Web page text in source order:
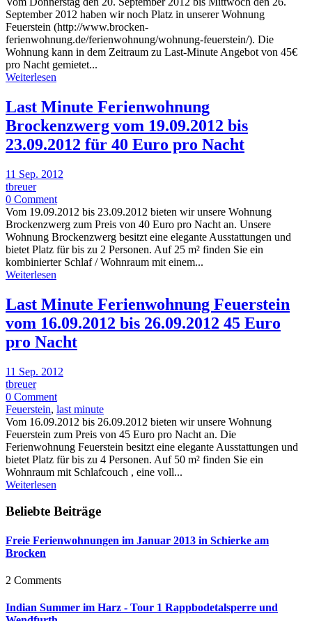
September 2012 haben wir noch Platz in unserer Wohnung
Feuerstein (http://www.brocken-
ferienwohnung.de/ferienwohnung/wohnung-feuerstein/). Die
Wohnung kann in dem Zeitraum zu Last-Minute Angebot von 45€
pro Nacht gemietet...
Weiterlesen
Last Minute Ferienwohnung
Brockenzwerg vom 19.09.2012 bis
23.09.2012 für 40 Euro pro Nacht
11 Sep. 2012
tbreuer
0 Comment
Vom 19.09.2012 bis 23.09.2012 bieten wir unsere Wohnung
Brockenzwerg zum Preis von 40 Euro pro Nacht an. Unsere
Wohnung Brockenzwerg besitzt eine elegante Ausstattungen und
bietet Platz für bis zu 2 Personen. Auf 25 m² finden Sie ein
kombinierter Schlaf / Wohnraum mit einem...
Weiterlesen
Last Minute Ferienwohnung Feuerstein
vom 16.09.2012 bis 26.09.2012 45 Euro
pro Nacht
11 Sep. 2012
tbreuer
0 Comment
Feuerstein, last minute
Vom 16.09.2012 bis 26.09.2012 bieten wir unsere Wohnung
Feuerstein zum Preis von 45 Euro pro Nacht an. Die
Ferienwohnung Feuerstein besitzt eine elegante Ausstattungen und
bietet Platz für bis zu 4 Personen. Auf 50 m² finden Sie ein
Wohnraum mit Schlafcouch , eine voll...
Weiterlesen
Beliebte Beiträge
Freie Ferienwohnungen im Januar 2013 in Schierke am
Brocken
2 Comments
Indian Summer im Harz - Tour 1 Rappbodetalsperre und